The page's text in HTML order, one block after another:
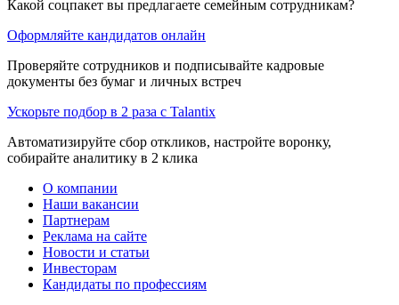
Какой соцпакет вы предлагаете семейным сотрудникам?
Оформляйте кандидатов онлайн
Проверяйте сотрудников и подписывайте кадровые
документы без бумаг и личных встреч
Ускорьте подбор в 2 раза с Talantix
Автоматизируйте сбор откликов, настройте воронку,
собирайте аналитику в 2 клика
О компании
Наши вакансии
Партнерам
Реклама на сайте
Новости и статьи
Инвесторам
Кандидаты по профессиям